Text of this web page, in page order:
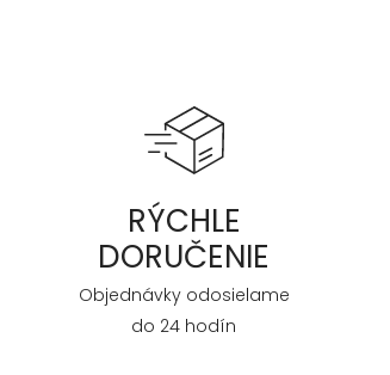
RÝCHLE
DORUČENIE
Objednávky odosielame
do 24 hodín